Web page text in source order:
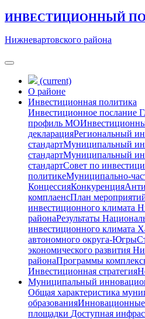
ИНВЕСТИЦИОННЫЙ
Нижневартовского района
(current)
О районе
Инвестиционная политика
Инвестиционное послание
профиль МО
декларацияРегиональный
стандартМуниципальный
стандартМуниципальный
стандартСовет по
политикеМуниципально-
КонцессияКонкуренция
комплаенсПлан
инвестиционного климата
районаРезультаты
инвестиционного климата
автономного округа-Югры
экономического развития
районаПрограммы
Инвестиционная стратегия
Муниципальный
Общая характеристика
образованияИнновационные
площадки Доступная